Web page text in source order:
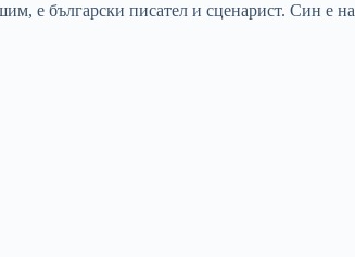
е български писател и сценарист. Син е на